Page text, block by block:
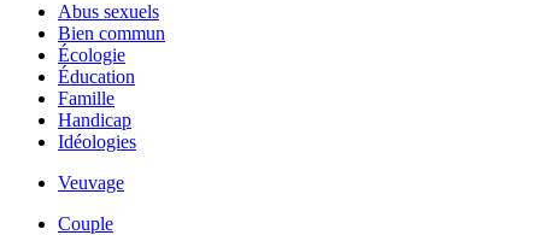
Abus sexuels
Bien commun
Écologie
Éducation
Famille
Handicap
Idéologies
Veuvage
Couple